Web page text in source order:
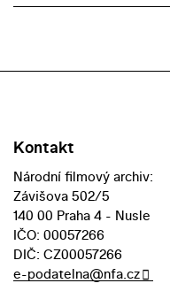
Kontakt
Národní filmový archiv:
Závišova 502/5
140 00 Praha 4 - Nusle
IČO: 00057266
DIČ: CZ00057266
e-podatelna@nfa.cz